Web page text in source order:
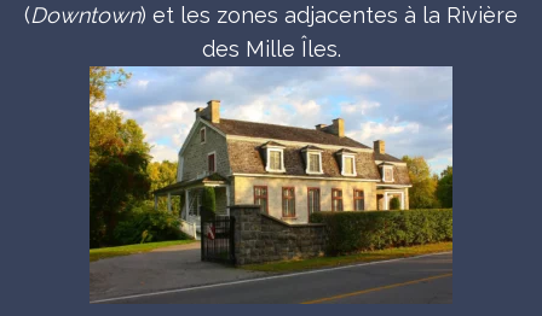
(Downtown) et les zones adjacentes à la Rivière
des Mille Îles.